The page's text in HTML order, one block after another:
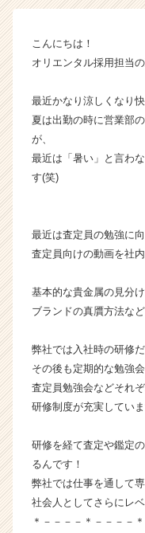
ー
企
か
ス
ウ
く
活
イ
ト
ア
キ
リ
ア
h
e
こんにちは！
オリエンタル採用担当の
最近かなり涼しくなり
夏は出勤の時に営業部
が、
最近は「暑い」と言わ
す(笑)
最近は査定員の勉強に
査定員向けの動画を社
基本的な貴金属の見分
ブランドの真贋方法な
弊社では入社時の研修
その後も定期的な勉強
査定員勉強会などそれ
研修制度が充実してい
研修を経て査定や鑑定
るんです！
弊社では仕事を通して
社会人としてさらにレ
＊－－－－＊－－－－